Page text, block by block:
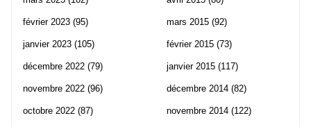
février 2023 (95)
janvier 2023 (105)
décembre 2022 (79)
novembre 2022 (96)
octobre 2022 (87)
mars 2015 (92)
février 2015 (73)
janvier 2015 (117)
décembre 2014 (82)
novembre 2014 (122)